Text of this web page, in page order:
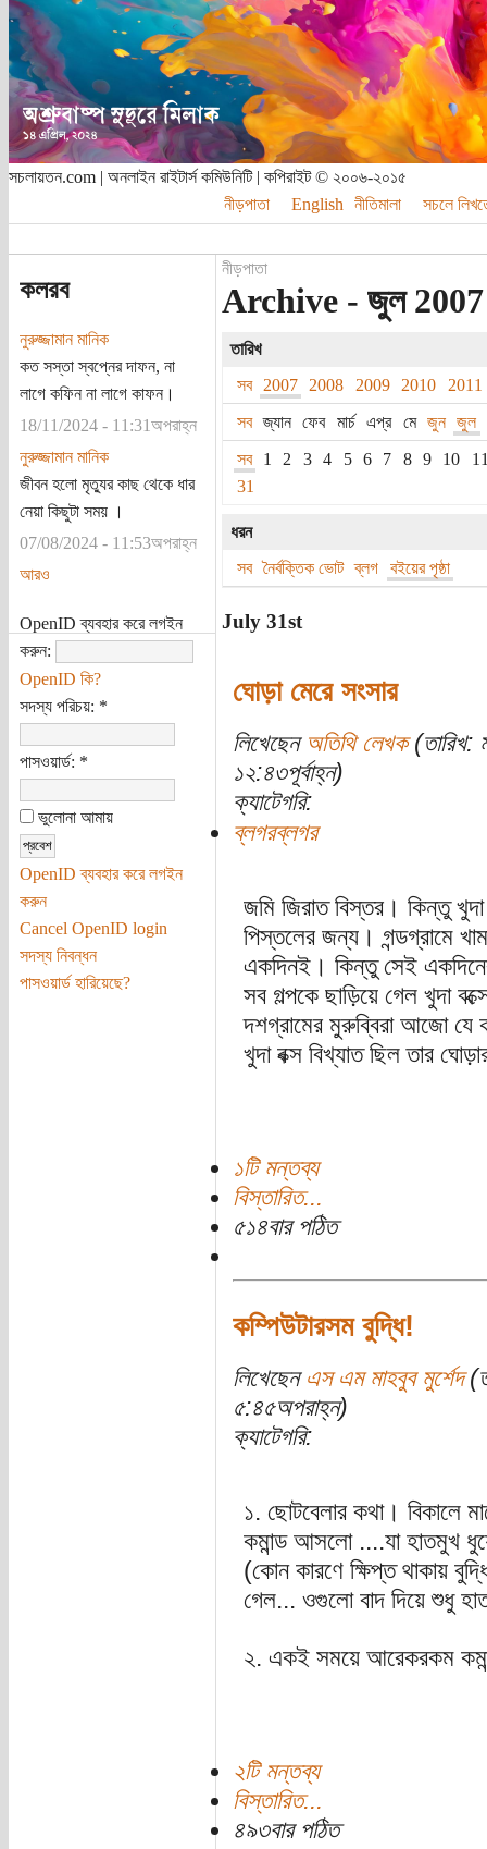
সচলায়তন.com | অনলাইন রাইটার্স কমিউনিটি | কপিরাইট © ২০০৬-২০১৫
নীড়পাতা
English নীতিমালা সচলে
কলরব
নুরুজ্জামান মানিক
কত সস্তা স্বপ্নের দাফন, না
লাগে কফিন না লাগে কাফন।
18/11/2024 - 11:31অপরাহ্ন
নুরুজ্জামান মানিক
জীবন হলো মৃত্যুর কাছ থেকে ধার
নেয়া কিছুটা সময় ।
07/08/2024 - 11:53অপরাহ্ন
আরও
OpenID ব্যবহার করে লগইন
করুন:
OpenID কি?
সদস্য পরিচয়: *
পাসওয়ার্ড: *
ভুলোনা আমায়
OpenID ব্যবহার করে লগইন
করুন
Cancel OpenID login
সদস্য নিবন্ধন
পাসওয়ার্ড হারিয়েছে?
নীড়পাতা
Archive - জুল 2007 -
তারিখ
সব
2007 2008 2009 2010
2011
সব
জ্যান ফেব মার্চ এপ্র মে জুন
জুল
সব
1 2 3 4 5 6 7 8 9 10
31
ধরন
সব
নৈর্বক্তিক ভোট ব্লগ বইয়ের পৃষ্ঠা
July 31st
ঘোড়া মেরে সংসার
লিখেছেন অতিথি লেখক(তারিখ:
১২:৪৩পূর্বাহ্ন)
ক্যাটেগরি:
ব্লগরব্লগর
জমি জিরাত বিস্তর। কিন্তু
পিস্তলের জন্য। গন্ডগ্রামে
একদিনই। কিন্তু সেই
সব গল্পকে ছাড়িয়ে গেল খুদা
দশগ্রামের মুরুব্বিরা আজো যে
খুদা বক্স বিখ্যাত ছিল তার
১টি মন্তব্য
বিস্তারিত...
৫১৪বার পঠিত
কম্পিউটারসম বুদ্ধি!
লিখেছেন এস এম মাহবুব মুর্শেদ
৫:৪৫অপরাহ্ন)
ক্যাটেগরি:
১. ছোটবেলার কথা। বিকালে
কমান্ড আসলো ....যা হাতমুখ
(কোন কারণে ক্ষিপ্ত থাকায়
গেল... ওগুলো বাদ দিয়ে শুধু
২. একই সময়ে আরেকরকম
২টি মন্তব্য
বিস্তারিত...
৪৯৩বার পঠিত